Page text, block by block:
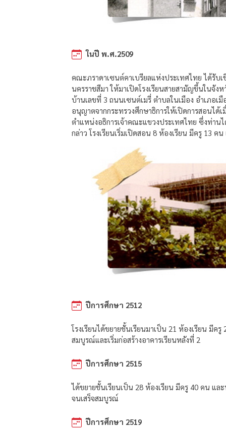
ในปี พ.ศ.2509
คณะภราดาเซนต์คาเบรียลแห่งประเทศไทย ได้รั
นครราชสีมา ให้มาเปิดโรงเรียนสายสามัญขึ้นในจัง
บ้านเลขที่ 3 ถนนเซนต์เมรี่ ตำบลในเมือง อำเภอเ
อนุญาตจากกระทรวงศึกษาธิการให้เปิดการสอนไ
ตำแหน่งอธิการเจ้าคณะแขวงประเทศไทย ซึ่งท่าน
กล่าว โรงเรียนเริ่มเปิดสอน 8 ห้องเรียน มีครู 13 ค
ปีการศึกษา 2512
โรงเรียนได้ขยายชั้นเรียนมาเป็น 21 ห้องเรียน มีค
สมบูรณ์และเริ่มก่อสร้างอาคารเรียนหลังที่ 2
ปีการศึกษา 2515
ได้ขยายชั้นเรียนเป็น 28 ห้องเรียน มีครู 40 คน แล
จนเสร็จสมบูรณ์
ปีการศึกษา 2519